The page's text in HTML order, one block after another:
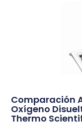
Comparación
Oxígeno
Thermo